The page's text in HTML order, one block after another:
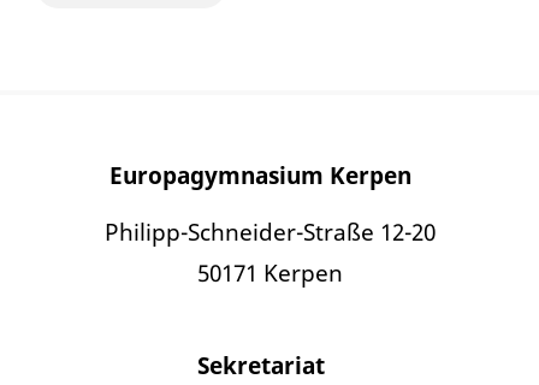
Europagymnasium Kerpen
Philipp-Schneider-Straße 12-20
50171 Kerpen
Sekretariat